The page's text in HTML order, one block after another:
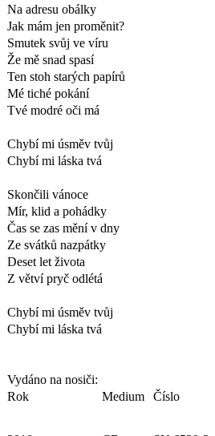
Na adresu obálky
Jak mám jen proměnit?
Smutek svůj ve víru
Že mě snad spasí
Ten stoh starých papírů
Mé tiché pokání
Tvé modré oči má
Chybí mi úsměv tvůj
Chybí mi láska tvá
Skončili vánoce
Mír, klid a pohádky
Čas se zas mění v dny
Ze svátků nazpátky
Deset let života
Z větví pryč odlétá
Chybí mi úsměv tvůj
Chybí mi láska tvá
Vydáno na nosiči:
Rok
Medium Číslo